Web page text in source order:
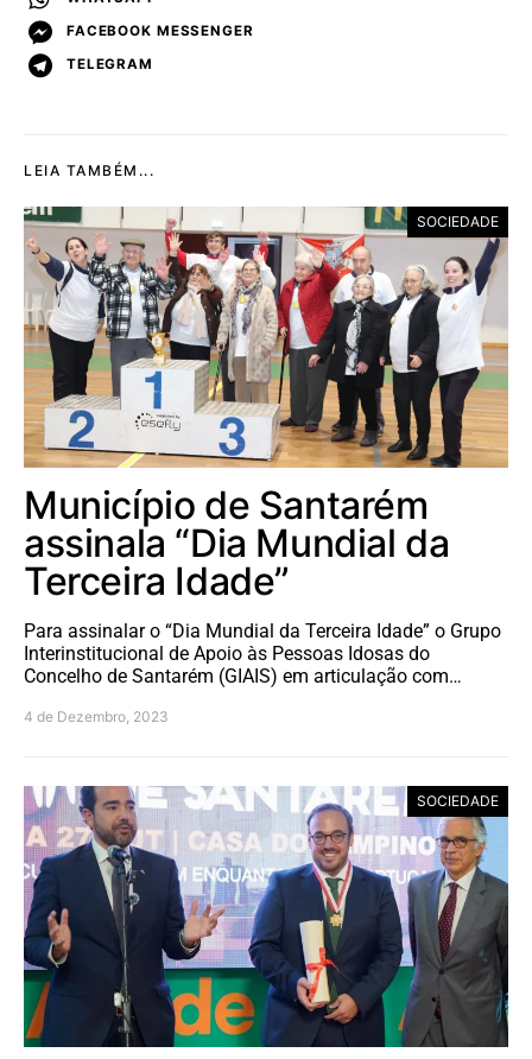
FACEBOOK MESSENGER
TELEGRAM
LEIA TAMBÉM...
SOCIEDADE
Município de Santarém
assinala “Dia Mundial da
Terceira Idade”
Para assinalar o “Dia Mundial da Terceira Idade” o Grupo
Interinstitucional de Apoio às Pessoas Idosas do
Concelho de Santarém (GIAIS) em articulação com…
4 de Dezembro, 2023
SOCIEDADE